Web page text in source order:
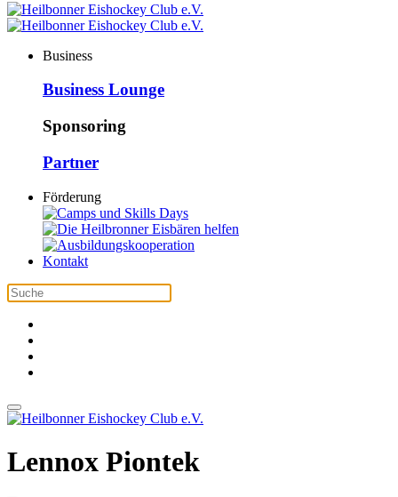
Business
Business Lounge
Sponsoring
Partner
Förderung
Kontakt
Lennox Piontek